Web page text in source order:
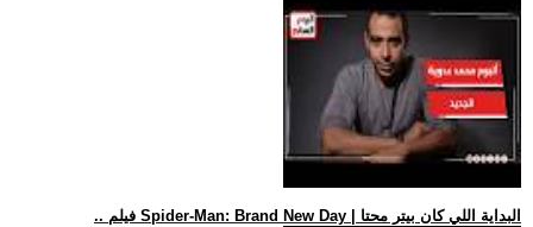
.. فيلم Spider-Man: Brand New Day | البداية اللي كان بيتر محتا